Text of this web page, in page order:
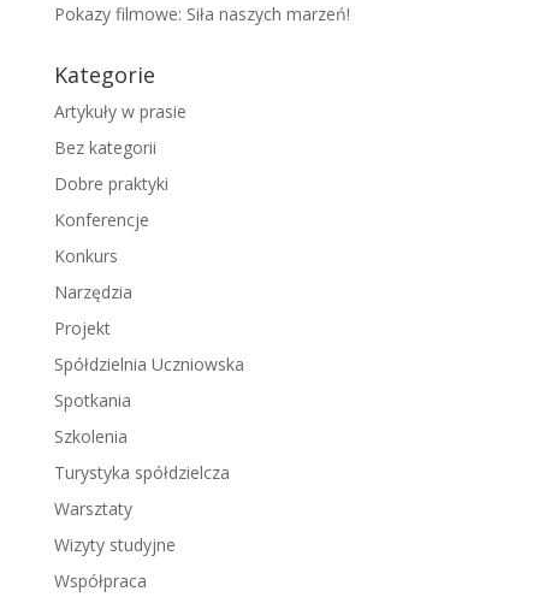
Pokazy filmowe: Siła naszych marzeń!
Kategorie
Artykuły w prasie
Bez kategorii
Dobre praktyki
Konferencje
Konkurs
Narzędzia
Projekt
Spółdzielnia Uczniowska
Spotkania
Szkolenia
Turystyka spółdzielcza
Warsztaty
Wizyty studyjne
Współpraca